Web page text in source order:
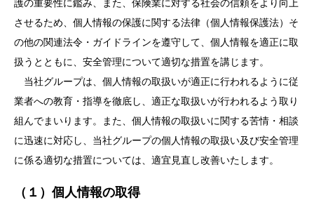
させるため、個人情報の保護に関する法律（個人情報保護法）そ
の他の関連法令・ガイドラインを遵守して、個人情報を適正に取
扱うとともに、安全管理について適切な措置を講じます。
当社グループは、個人情報の取扱いが適正に行われるように従
業者への教育・指導を徹底し、適正な取扱いが行われるよう取り
組んでまいります。また、個人情報の取扱いに関する苦情・相談
に迅速に対応し、当社グループの個人情報の取扱い及び安全管理
に係る適切な措置については、適宜見直し改善いたします。
（１）個人情報の取得